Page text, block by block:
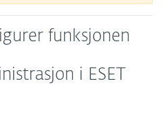
funksjonen
i ESET